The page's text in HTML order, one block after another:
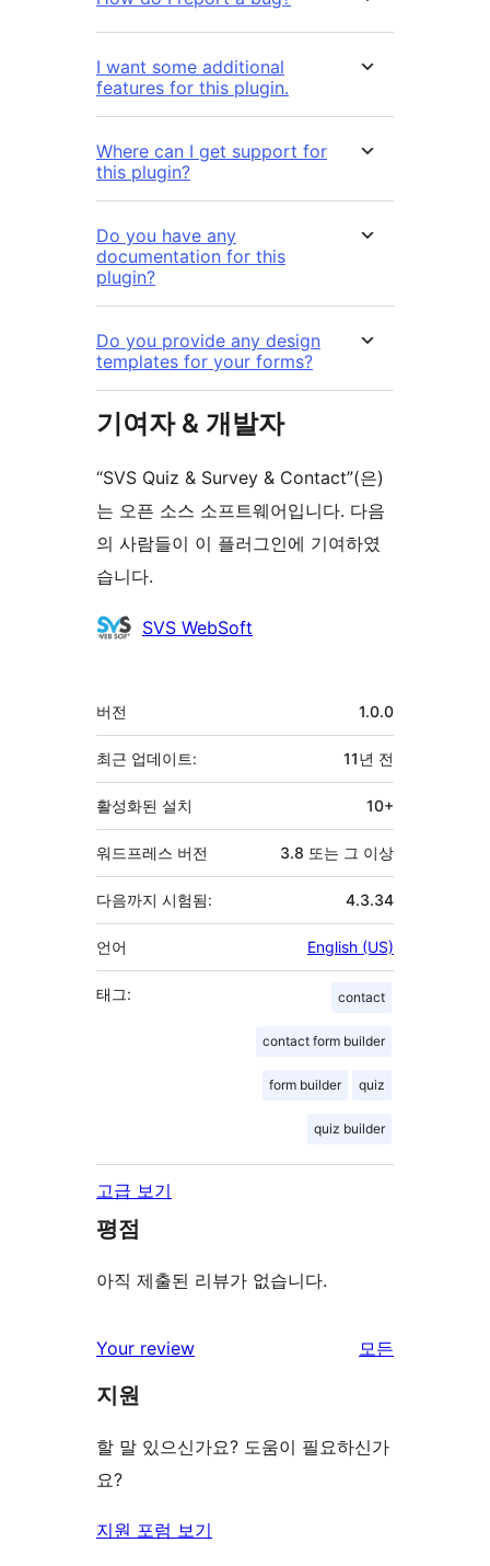
I want some additional
features for this plugin.
Where can I get support for
this plugin?
Do you have any
documentation for this
plugin?
Do you provide any design
templates for your forms?
기여자 & 개발자
“SVS Quiz & Survey & Contact”(은)
는 오픈 소스 소프트웨어입니다. 다음
의 사람들이 이 플러그인에 기여하였
습니다.
기
SVS WebSoft
기
초
버전 1.0.0
최근 업데이트: 11년 전
활성화된 설치 10+
워드프레스 버전 3.8 또는 그 이상
다음까지 시험됨: 4.3.34
언어 English (US)
태그: contact
contact form builder
form builder quiz
quiz builder
고급 보기
평점
아직 제출된 리뷰가 없습니다.
Your review
모든
보
지원
할 말 있으신가요? 도움이 필요하신가
요?
지원 포럼 보기